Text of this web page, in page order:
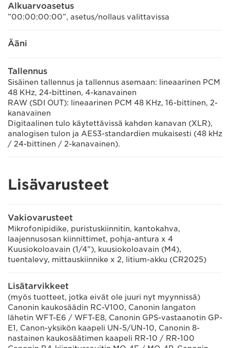
Alkuarvoasetus
”00:00:00:00”, asetus/nollaus valittavissa
Ääni
Tallennus
Sisäinen tallennus ja tallennus asemaan: lineaarinen PCM
48 KHz, 24-bittinen, 4-kanavainen
RAW (SDI OUT): lineaarinen PCM 48 KHz, 16-bittinen, 2-
kanavainen
Digitaalinen tulo käytettävissä kahden kanavan (XLR),
analogisen tulon ja AES3-standardien mukaisesti (48 kHz
/ 24-bittinen / 2-kanavainen).
Lisävarusteet
Vakiovarusteet
Mikrofonipidike, puristuskiinnitin, kantokahva,
laajennusosan kiinnittimet, pohja-antura x 4
Kuusiokoloavain (1/4"), kuusiokoloavain (M4),
tuentalevy, mittauskiinnike x 2, litium-akku (CR2025)
Lisätarvikkeet
(myös tuotteet, jotka eivät ole juuri nyt myynnissä)
Canonin kaukosäädin RC-V100, Canonin langaton
lähetin WFT-E6 / WFT-E8, Canonin GPS-vastaanotin GP-
E1, Canon-yksikön kaapeli UN-5/UN-10, Canonin 8-
nastainen kaukosäätimen kaapeli RR-10 / RR-100